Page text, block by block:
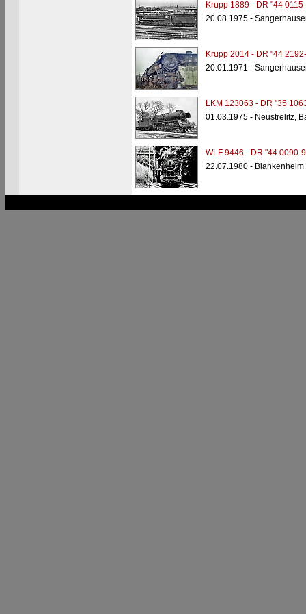
Krupp 1889 - DR "44
20.08.1975 -
Krupp 2014 - DR "44
20.01.1971 -
LKM 123063 - DR "35
01.03.1975 - Neustrelitz,
WLF 9446 - DR "44 0090-
22.07.1980 -